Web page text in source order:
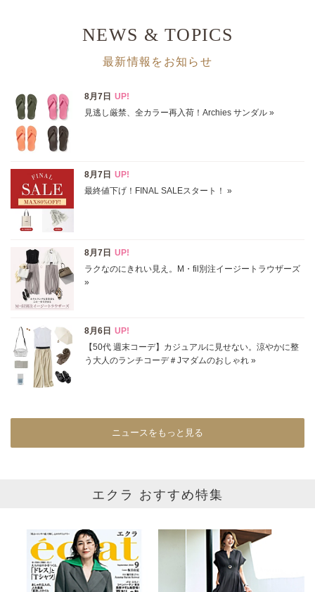
SALE商品 予約品
再入荷
在庫あり
ホワイト ブラック グレー
ベージュ
イエロー
パープル グリーン ブルー
NEWS & TOPICS
最新情報をお知らせ
ニュースをもっと見る
エクラ おすすめ特集